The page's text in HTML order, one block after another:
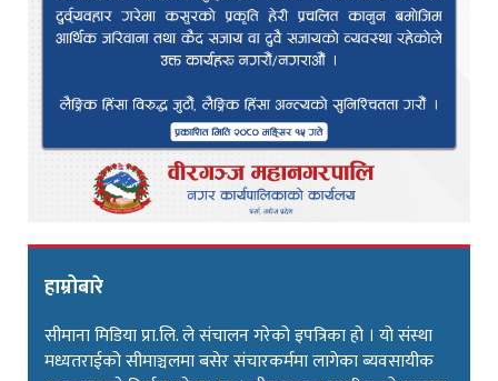
हाम्रोबारे
सीमाना मिडिया प्रा.लि. ले संचालन गरेको इपत्रिका हो । यो संस्था
मध्यतराईको सीमाञ्चलमा बसेर संचारकर्ममा लागेका ब्यवसायीक